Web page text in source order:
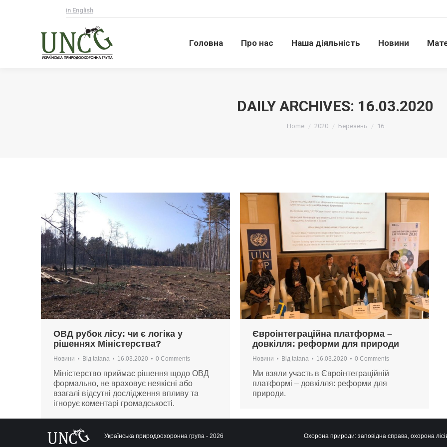
in English
Головна Про нас Наша діяльність Новини
DAILY ARCHIVES: 16.03.2020
Home 2020 Березень 16
ОВД рубок лісу: чи є логіка у
рішеннях Міністерства?
Новини Від tatana 16.03.2020 0 Comments
Міністерство приймає рішення щодо ОВД
формально, не враховує неякісні або
взагалі відсутні дослідження впливу та
ігнорує коментарі громадськості.
Євроінтеграційна платформа –
довкілля: реформи для природи
Новини Від tatana 16.03.2020 0 Comments
Ми взяли участь в Євроінтеграційній
платформі – довкілля: реформи для
природи.
Українська природоохоронна група - 2026 Охорона природи: заповідна справа, охорона
Головна Про нас Наша діяльність Новини